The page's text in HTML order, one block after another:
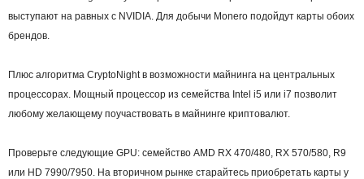
выступают на равных с NVIDIA. Для добычи Monero подойдут карты обоих
брендов.
Плюс алгоритма CryptoNight в возможности майнинга на центральных
процессорах. Мощный процессор из семейства Intel i5 или i7 позволит
любому желающему поучаствовать в майнинге криптовалют.
Проверьте следующие GPU: семейство AMD RX 470/480, RX 570/580, R9
или HD 7990/7950. На вторичном рынке старайтесь приобретать карты у